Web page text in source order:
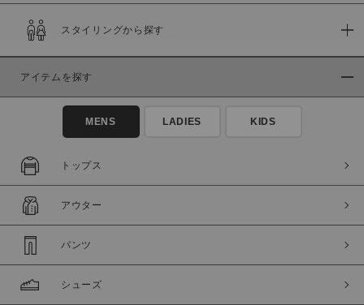
商品タイプ
通常商品
セール価格
在庫
在庫あり
スタイリングから探す
アイテムを探す
MENS LADIES KIDS
トップス
アウター
パンツ
シューズ